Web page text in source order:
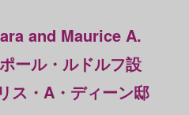
and Maurice A.
ール・ルドルフ設
・A・ディーン邸